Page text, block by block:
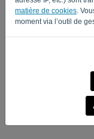
matière de cookies .
moment via l’outil de